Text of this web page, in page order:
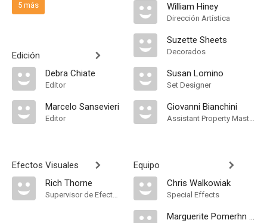
5 más
Edición
Debra Chiate
Editor
Marcelo Sansevieri
Editor
Efectos Visuales
Rich Thorne
Supervisor de Efectos Visuales
William Hiney
Dirección Artística
Suzette Sheets
Decorados
Susan Lomino
Set Designer
Giovanni Bianchini
Assistant Property Master
Equipo
Chris Walkowiak
Special Effects
Marguerite Pomerhn Derricks